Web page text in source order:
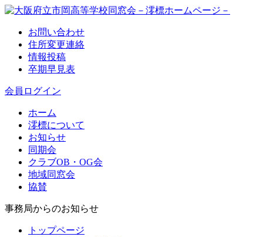
お問い合わせ
住所変更連絡
情報投稿
卒期早見表
会員ログイン
ホーム
澪標について
お知らせ
同期会
クラブOB・OG会
地域同窓会
協賛
事務局からのお知らせ
トップページ